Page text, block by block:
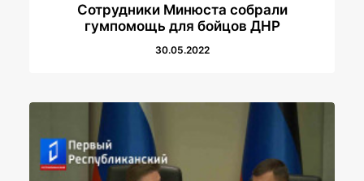
Сотрудники Минюста собрали
гумпомощь для бойцов ДНР
30.05.2022